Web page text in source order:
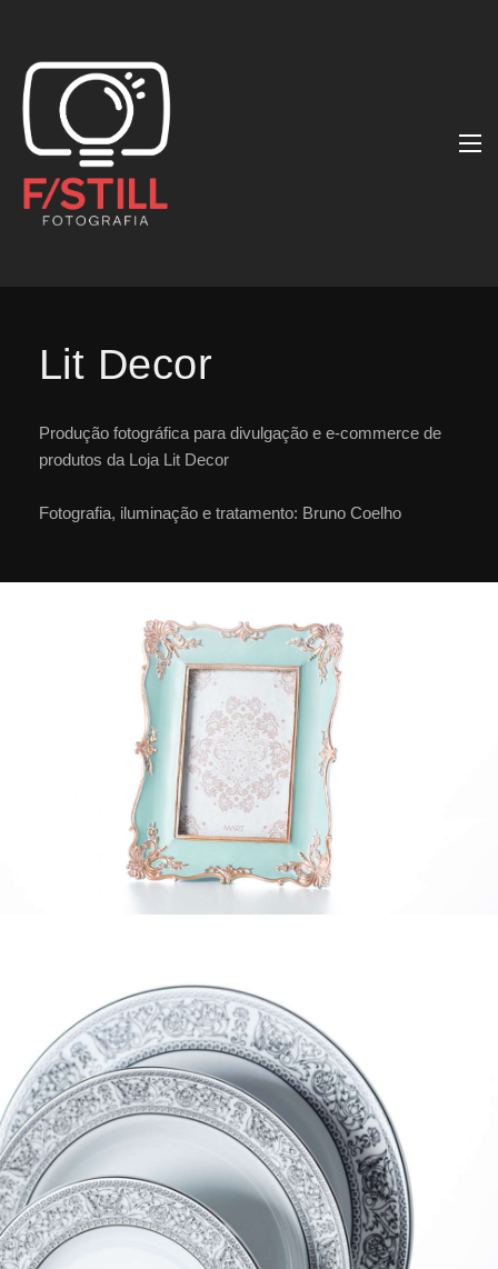
Lit Decor
Produção fotográfica para divulgação e e-commerce de
produtos da Loja Lit Decor
Fotografia, iluminação e tratamento: Bruno Coelho